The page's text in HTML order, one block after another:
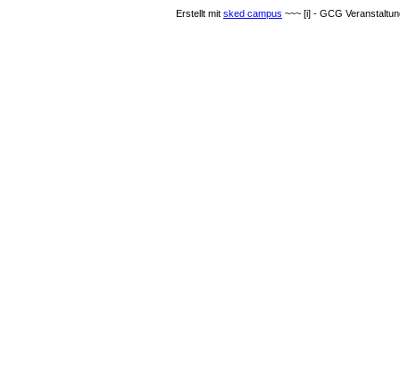
Erstellt mit sked campus ~~~ [i] - GCG